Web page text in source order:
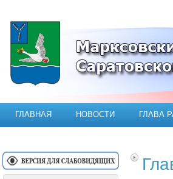
Официальный сайт
ГЛАВНАЯ НОВОСТИ ГЛАВА